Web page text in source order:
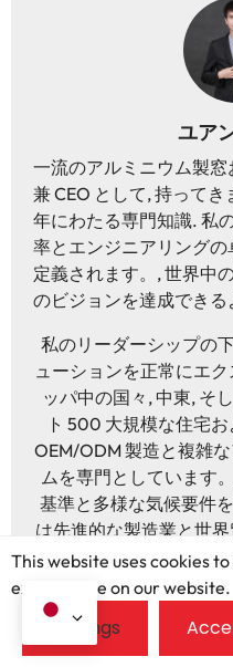
ユア
一流のアルミニウム製
兼 CEO として, 持って
年にわたる専門知識. 私
率とエンジニアリング
定義されます。, 世界中
のビジョンを達成でき
私のリーダーシップの
ューションを正常にエ
ッパ中の国々, 中東, そ
ト 500 大規模な住宅
OEM/ODM 製造と複雑
ムを専門としています
基準と多様な気候要件
は先進的な製造業と世
います, プロフェッショ
クトに合わせたカ
This website uses cookies
exprerience on our website.